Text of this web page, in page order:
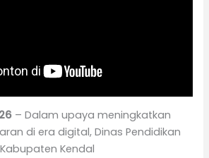
– Dalam upaya meningkatkan
di era digital, Dinas Pendidikan
Kendal